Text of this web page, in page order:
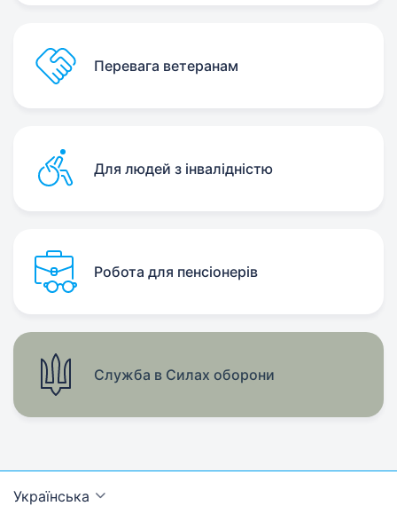
Перевага ветеранам
Для людей з інвалідністю
Робота для пенсіонерів
Служба в Силах оборони
Українська